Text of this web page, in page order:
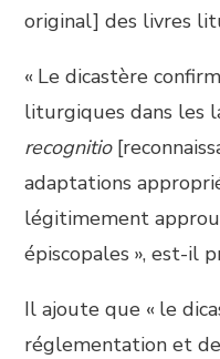
original] des livres
« Le dicastère
liturgiques dans les
recognitio
adaptations
légitimement
épiscopales », est-il
Il ajoute que « le
réglementation et